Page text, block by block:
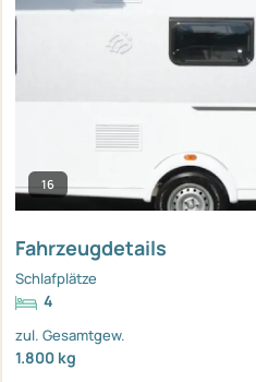
16
Fahrzeugdetails
Schlafplätze
4
zul. Gesamtgew.
1.800 kg